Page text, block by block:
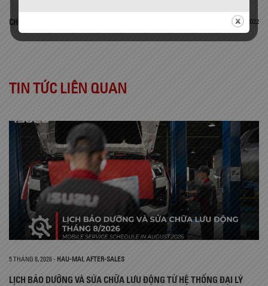
CHIA SẺ 28 Tháng 2, 2022
TIN TỨC LIÊN QUAN
5 THÁNG 8, 2026- HAU-MAI, AFTER-SALES
LỊCH BẢO DƯỠNG VÀ SỬA CHỮA LƯU ĐỘNG TỪ HỆ THỐNG ĐẠI LÝ